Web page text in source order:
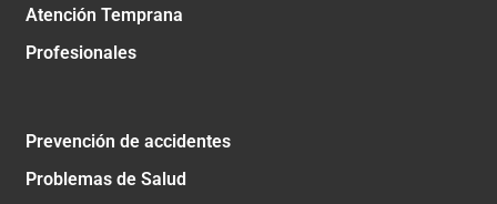
Atención Temprana
Profesionales
Prevención de accidentes
Problemas de Salud